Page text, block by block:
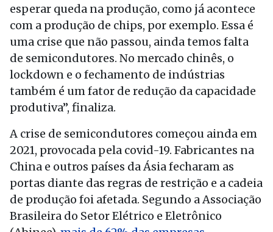
esperar queda na produção, como já acontece
com a produção de chips, por exemplo. Essa é
uma crise que não passou, ainda temos falta
de semicondutores. No mercado chinês, o
lockdown e o fechamento de indústrias
também é um fator de redução da capacidade
produtiva”, finaliza.
A crise de semicondutores começou ainda em
2021, provocada pela covid-19. Fabricantes na
China e outros países da Ásia fecharam as
portas diante das regras de restrição e a cadeia
de produção foi afetada. Segundo a Associação
Brasileira do Setor Elétrico e Eletrônico